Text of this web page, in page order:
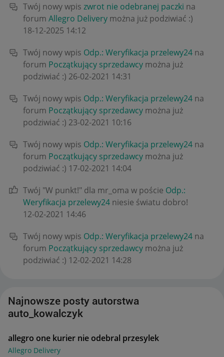
Twój nowy wpis zwrot nie odebranej paczki na
forum Allegro Delivery można już podziwiać :)
‎18-12-2025 14:12
Twój nowy wpis Odp.: Weryfikacja przelewy24 na
forum Początkujący sprzedawcy można już
podziwiać :) ‎26-02-2021 14:31
Twój nowy wpis Odp.: Weryfikacja przelewy24 na
forum Początkujący sprzedawcy można już
podziwiać :) ‎23-02-2021 10:16
Twój nowy wpis Odp.: Weryfikacja przelewy24 na
forum Początkujący sprzedawcy można już
podziwiać :) ‎17-02-2021 14:04
Twój "W punkt!" dla mr_oma w poście Odp.:
Weryfikacja przelewy24 niesie światu dobro!
‎12-02-2021 14:46
Twój nowy wpis Odp.: Weryfikacja przelewy24 na
forum Początkujący sprzedawcy można już
podziwiać :) ‎12-02-2021 14:28
Najnowsze posty autorstwa
auto_kowalczyk
allegro one kurier nie odebral przesylek
Allegro Delivery